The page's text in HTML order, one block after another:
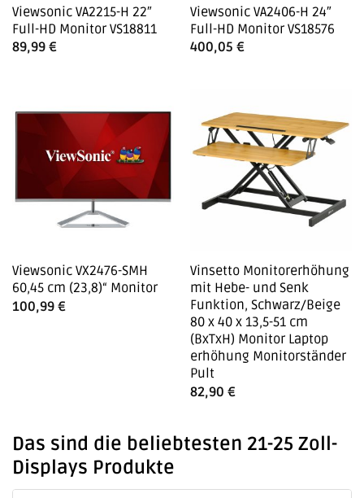
Viewsonic VA2215-H 22″
Full-HD Monitor VS18811
89,99 €
Viewsonic VA2406-H 24″
Full-HD Monitor VS18576
400,05 €
Viewsonic VX2476-SMH
60,45 cm (23,8)“ Monitor
100,99 €
Vinsetto Monitorerhöhung
mit Hebe- und Senk
Funktion, Schwarz/Beige
80 x 40 x 13,5-51 cm
(BxTxH) Monitor Laptop
erhöhung Monitorständer
Pult
82,90 €
Das sind die beliebtesten 21-25 Zoll-
Displays Produkte